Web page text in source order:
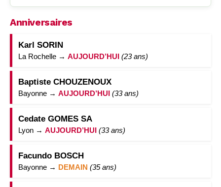
Anniversaires
Karl SORIN
La Rochelle → AUJOURD’HUI (23 ans)
Baptiste CHOUZENOUX
Bayonne → AUJOURD’HUI (33 ans)
Cedate GOMES SA
Lyon → AUJOURD’HUI (33 ans)
Facundo BOSCH
Bayonne → DEMAIN (35 ans)